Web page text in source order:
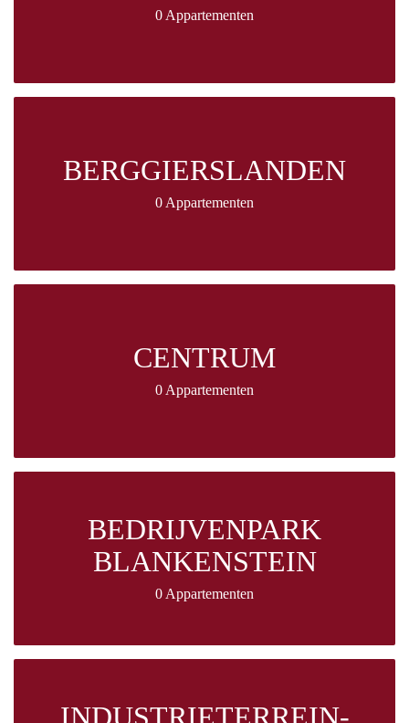
0 Appartementen
BERGGIERSLANDEN
0 Appartementen
CENTRUM
0 Appartementen
BEDRIJVENPARK
BLANKENSTEIN
0 Appartementen
INDUSTRIETERREIN-